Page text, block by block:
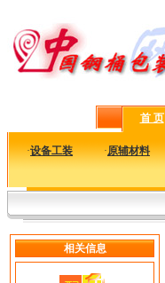
首 页
·设备工装 ·原辅材料
相关信息